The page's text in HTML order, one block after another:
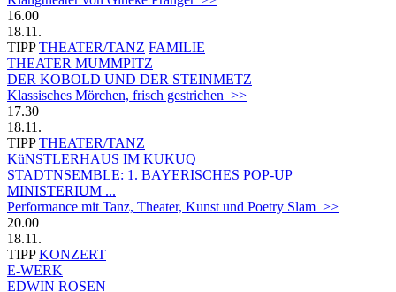
16.00
18.11.
TIPP THEATER/TANZ FAMILIE
THEATER MUMMPITZ
DER KOBOLD UND DER STEINMETZ
Klassisches Mörchen, frisch gestrichen >>
17.30
18.11.
TIPP THEATER/TANZ
KüNSTLERHAUS IM KUKUQ
STADTNSEMBLE: 1. BAYERISCHES POP-UP
MINISTERIUM ...
Performance mit Tanz, Theater, Kunst und Poetry Slam >>
20.00
18.11.
TIPP KONZERT
E-WERK
EDWIN ROSEN